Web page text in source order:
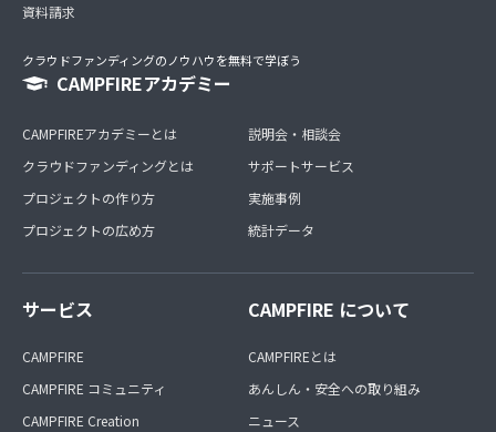
資料請求
クラウドファンディングのノウハウを無料で学ぼう
CAMPFIREアカデミー
CAMPFIREアカデミーとは
クラウドファンディングとは
プロジェクトの作り方
プロジェクトの広め方
説明会・相談会
サポートサービス
実施事例
統計データ
サービス
CAMPFIRE
CAMPFIRE コミュニティ
CAMPFIRE Creation
CAMPFIRE について
CAMPFIREとは
あんしん・安全への取り組み
ニュース